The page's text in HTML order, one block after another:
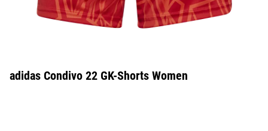
adidas Condivo 22 GK-Shorts Women